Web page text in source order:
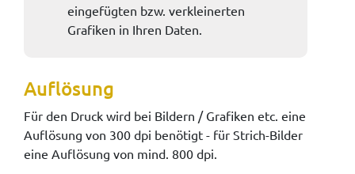
eingefügten bzw. verkleinerten
Grafiken in Ihren Daten.
Auflösung
Für den Druck wird bei Bildern / Grafiken etc. eine
Auflösung von 300 dpi benötigt - für Strich-Bilder
eine Auflösung von mind. 800 dpi.